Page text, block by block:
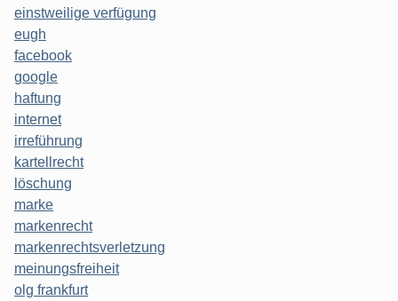
einstweilige verfügung
eugh
facebook
google
haftung
internet
irreführung
kartellrecht
löschung
marke
markenrecht
markenrechtsverletzung
meinungsfreiheit
olg frankfurt